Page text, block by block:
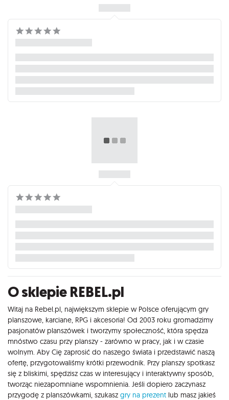
O sklepie REBEL.pl
Witaj na Rebel.pl, największym sklepie w Polsce oferującym gry
planszowe, karciane, RPG i akcesoria! Od 2003 roku gromadzimy
pasjonatów planszówek i tworzymy społeczność, która spędza
mnóstwo czasu przy planszy - zarówno w pracy, jak i w czasie
wolnym. Aby Cię zaprosić do naszego świata i przedstawić naszą
ofertę, przygotowaliśmy krótki przewodnik. Przy planszy spotkasz
się z bliskimi, spędzisz czas w interesujący i interaktywny sposób,
tworząc niezapomniane wspomnienia. Jeśli dopiero zaczynasz
przygodę z planszówkami, szukasz gry na prezent lub masz jakieś